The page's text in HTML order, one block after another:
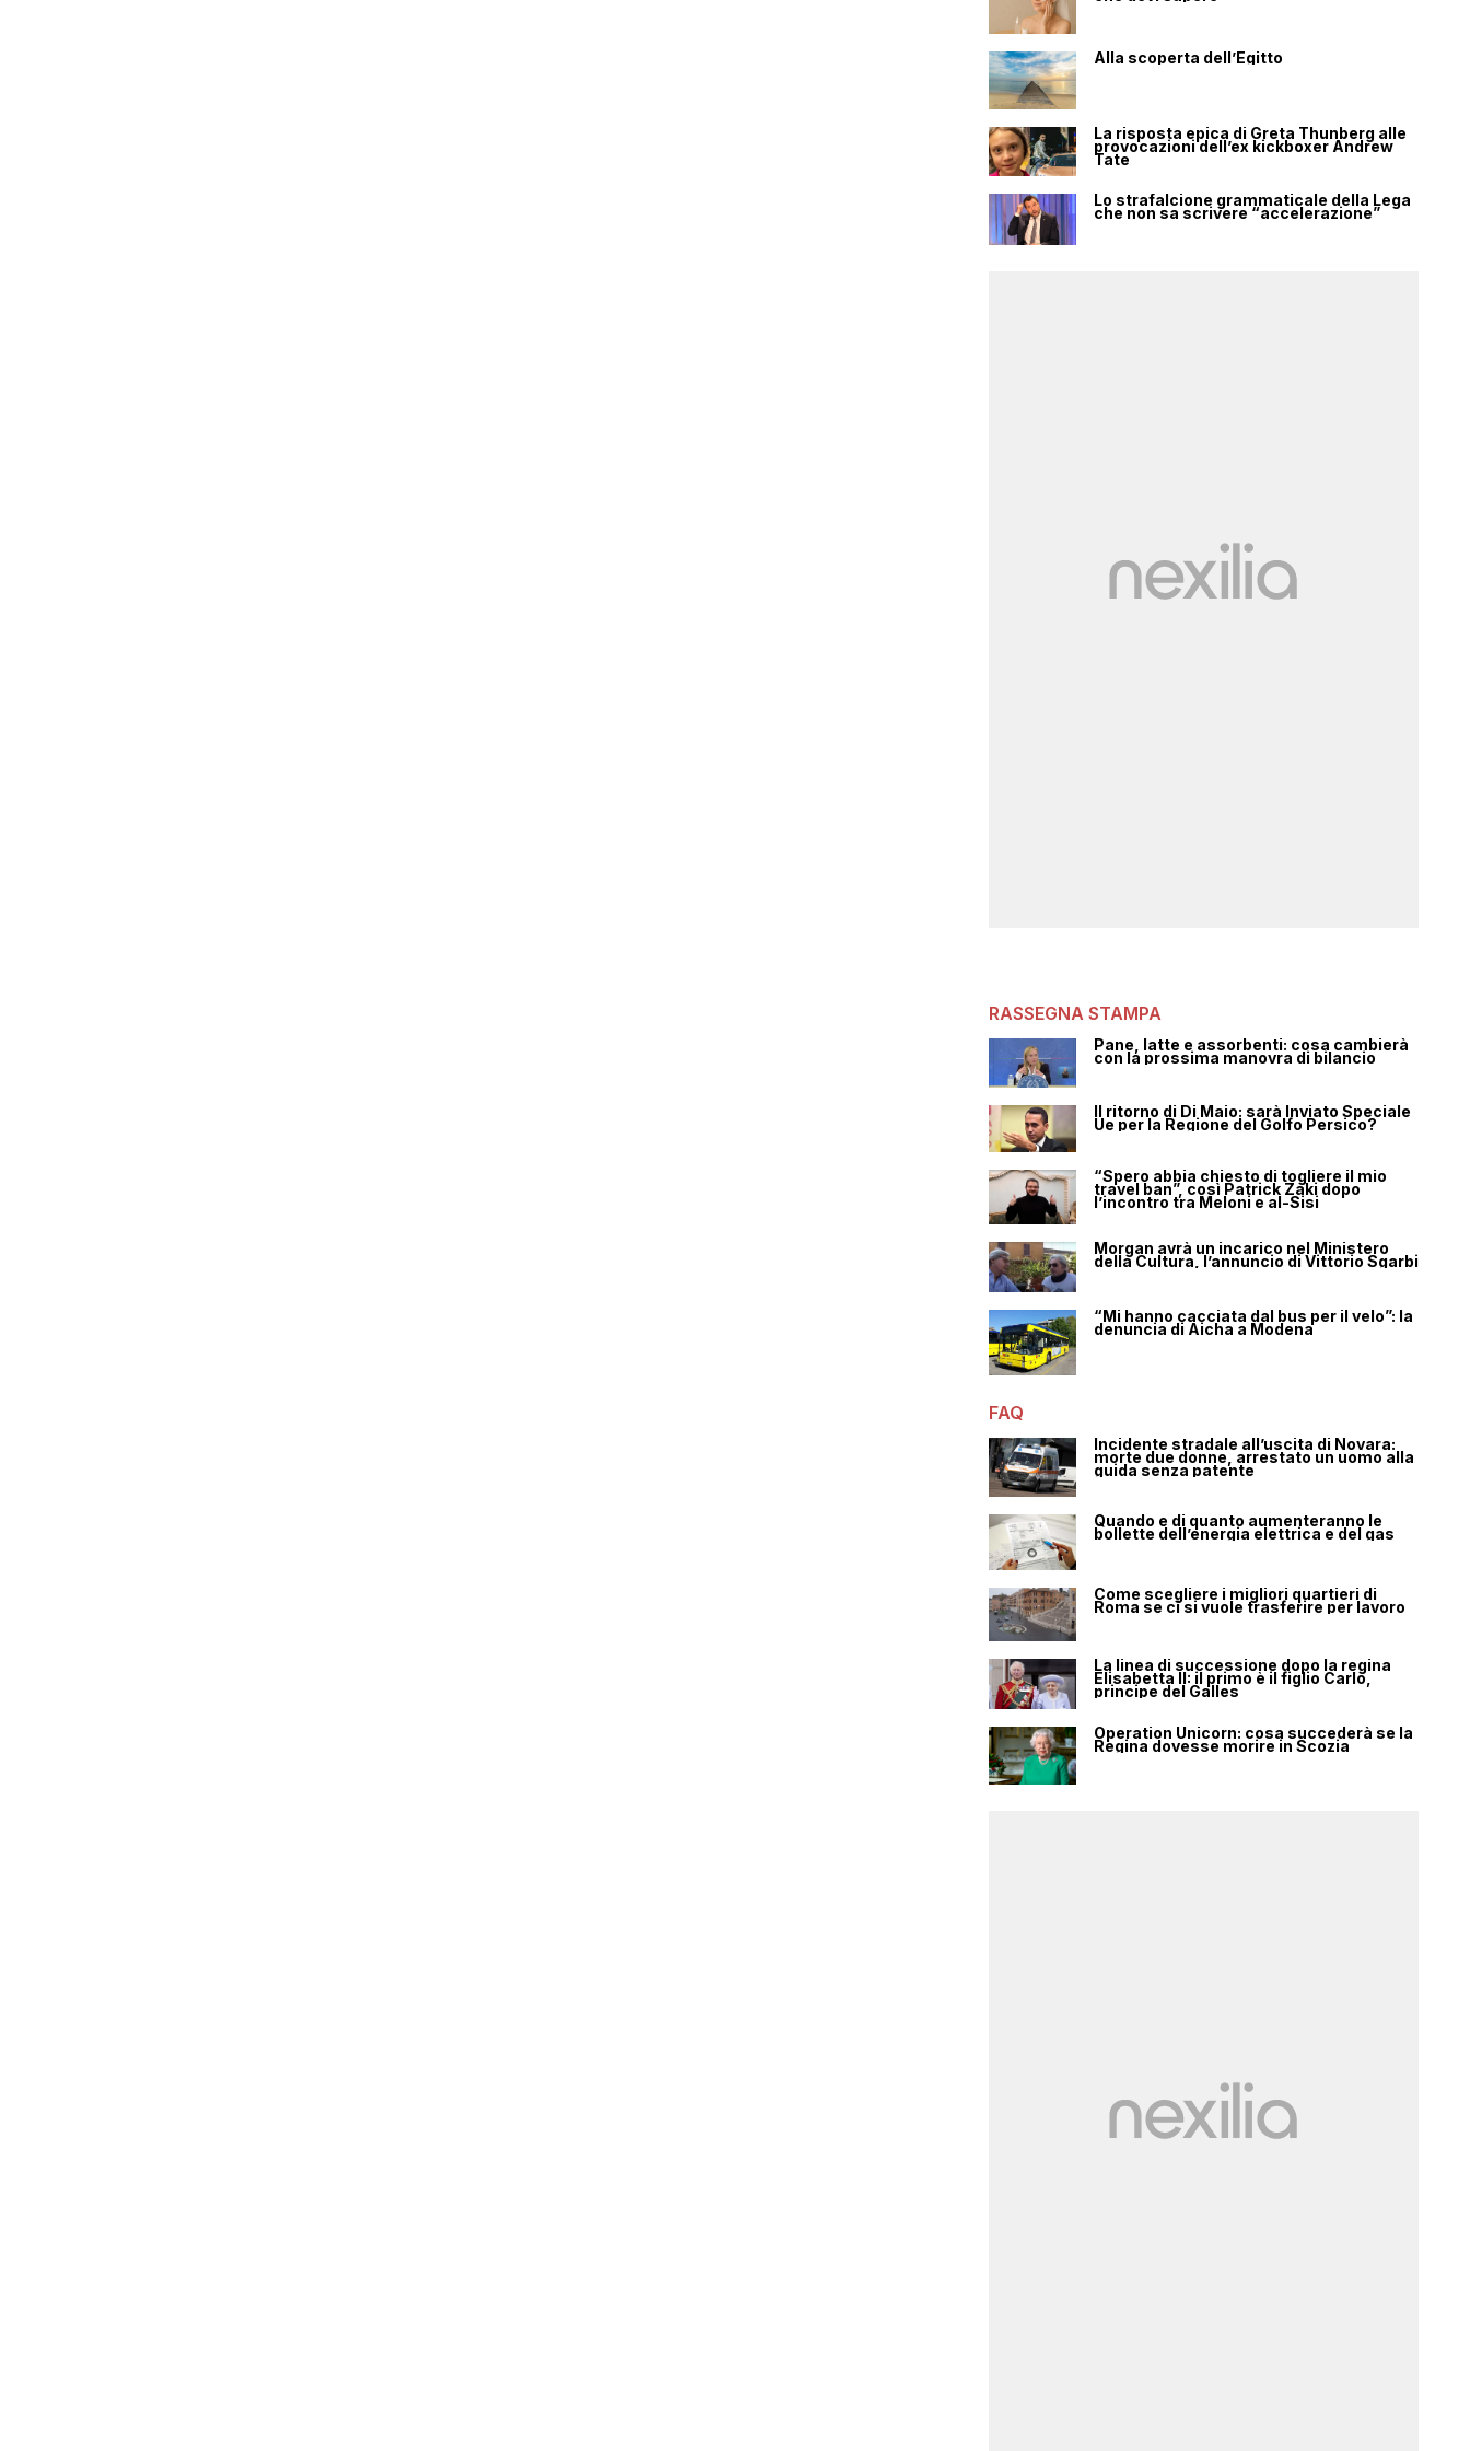
Alla scoperta dell’Egitto
La risposta epica di Greta Thunberg alle
provocazioni dell’ex kickboxer Andrew
Tate
Lo strafalcione grammaticale della Lega
che non sa scrivere “accelerazione”
RASSEGNA STAMPA
Pane, latte e assorbenti: cosa cambierà
con la prossima manovra di bilancio
Il ritorno di Di Maio: sarà Inviato Speciale
Ue per la Regione del Golfo Persico?
“Spero abbia chiesto di togliere il mio
travel ban”, così Patrick Zaki dopo
l’incontro tra Meloni e al-Sisi
Morgan avrà un incarico nel Ministero
della Cultura, l’annuncio di Vittorio Sgarbi
“Mi hanno cacciata dal bus per il velo”: la
denuncia di Aicha a Modena
FAQ
Incidente stradale all’uscita di Novara:
morte due donne, arrestato un uomo alla
guida senza patente
Quando e di quanto aumenteranno le
bollette dell’energia elettrica e del gas
Come scegliere i migliori quartieri di
Roma se ci si vuole trasferire per lavoro
La linea di successione dopo la regina
Elisabetta II: il primo è il figlio Carlo,
principe del Galles
Operation Unicorn: cosa succederà se la
Regina dovesse morire in Scozia